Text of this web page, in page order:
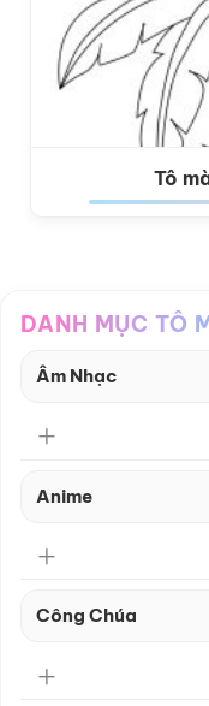
Tô
DANH MỤC TÔ
Âm Nhạc
Anime
Công Chúa